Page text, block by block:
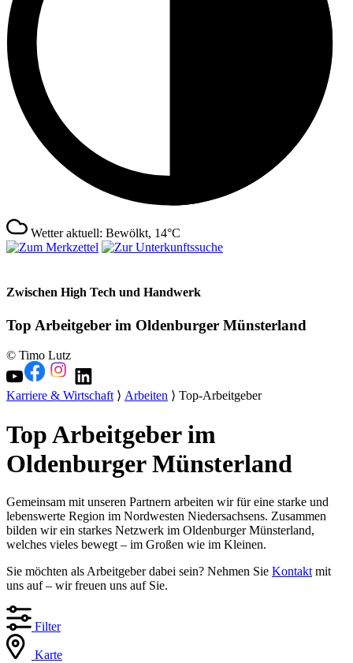
Wetter aktuell: Bewölkt, 14°C
Zwischen High Tech und Handwerk
Top Arbeitgeber im Oldenburger Münsterland
© Timo Lutz
Karriere & Wirtschaft⟩ Arbeiten ⟩ Top-Arbeitgeber
Top Arbeitgeber im
Oldenburger Münsterland
Gemeinsam mit unseren Partnern arbeiten wir für eine starke und
lebenswerte Region im Nordwesten Niedersachsens. Zusammen
bilden wir ein starkes Netzwerk im Oldenburger Münsterland,
welches vieles bewegt – im Großen wie im Kleinen.
Sie möchten als Arbeitgeber dabei sein? Nehmen Sie Kontakt mit
uns auf – wir freuen uns auf Sie.
Filter
Karte